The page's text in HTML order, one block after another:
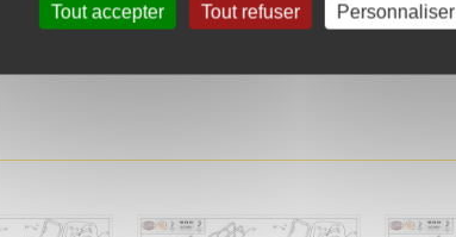
produit
produit
Tout accepter Tout refuser Personnaliser